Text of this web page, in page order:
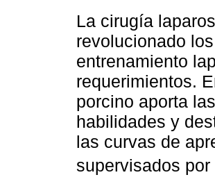
La cirugía
revolucionado
entrenamiento
requerimientos.
porcino aporta
habilidades y
las curvas de
supervisados